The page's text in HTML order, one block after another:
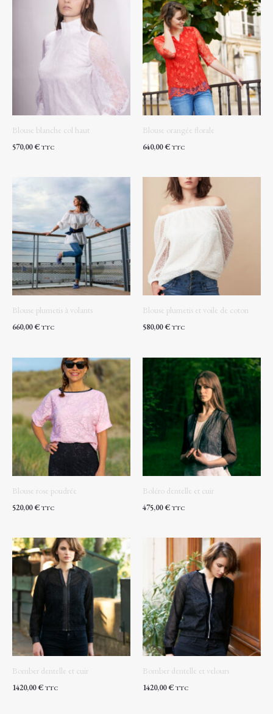
Blouse blanche col haut
570,00€ TTC
Blouse orangée florale
640,00€ TTC
Blouse plumetis à volants
660,00€ TTC
Blouse plumetis et voile de coton
580,00€ TTC
Blouse rose poudrée
520,00€ TTC
Boléro dentelle et cuir
475,00€ TTC
Bomber dentelle et cuir
1420,00€ TTC
Bomber dentelle et velours
1420,00€ TTC